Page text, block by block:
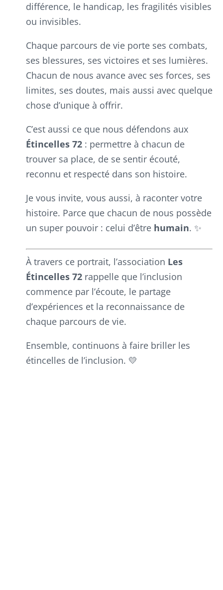
différence, le handicap, les fragilités visibles
ou invisibles.
Chaque parcours de vie porte ses combats,
ses blessures, ses victoires et ses lumières.
Chacun de nous avance avec ses forces, ses
limites, ses doutes, mais aussi avec quelque
chose d’unique à offrir.
C’est aussi ce que nous défendons aux
Étincelles 72: permettre à chacun de
trouver sa place, de se sentir écouté,
reconnu et respecté dans son histoire.
Je vous invite, vous aussi, à raconter votre
histoire. Parce que chacun de nous possède
un super pouvoir : celui d’être humain. ✨
À travers ce portrait, l’association Les
Étincelles 72rappelle que l’inclusion
commence par l’écoute, le partage
d’expériences et la reconnaissance de
chaque parcours de vie.
Ensemble, continuons à faire briller les
étincelles de l’inclusion. 💛